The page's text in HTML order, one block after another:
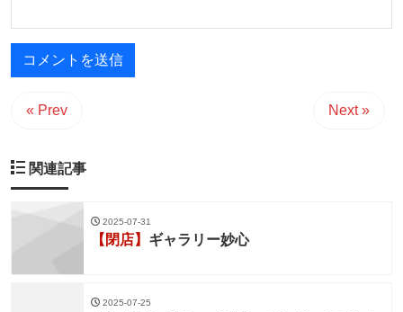
« Prev Next »
関連記事
2025-07-31
【閉店】 ギャラリー妙心
2025-07-25